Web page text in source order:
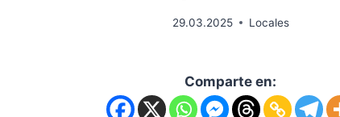
29.03.2025 Locales
Comparte en: